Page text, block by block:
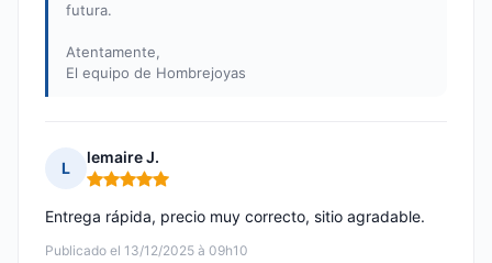
futura.
Atentamente,
El equipo de Hombrejoyas
L
lemaire J.
Nota: 5 de 5
Publicado el 13/12/2025 à 09h10
Entrega rápida, precio muy correcto, sitio agradable.